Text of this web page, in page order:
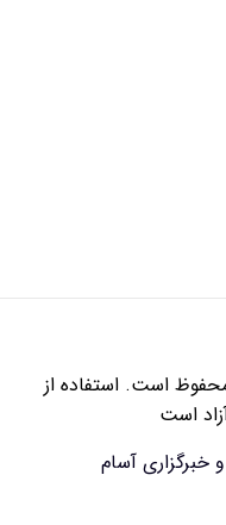
است. استفاده از
است
آسام